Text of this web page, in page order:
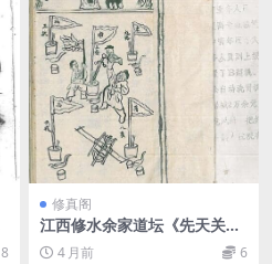
8
修真阁
江西修水余家道坛《先天关猖
兵装神退像法事全宗》
4 月前 6